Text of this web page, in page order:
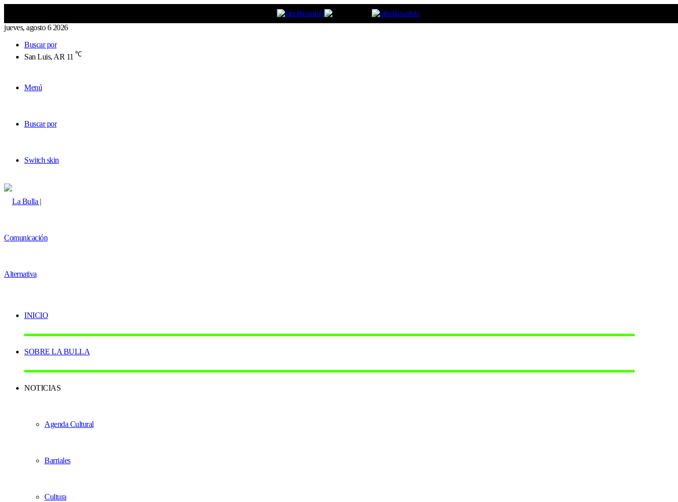
jueves, agosto 6 2026
Buscar por
San Luis, AR 11 ℃
Menú
Buscar por
Switch skin
INICIO
SOBRE LA BULLA
NOTICIAS
Agenda Cultural
Barriales
Cultura